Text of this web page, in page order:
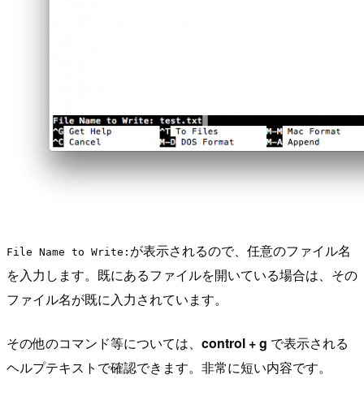
File Name to Write: が表示されるので、任意のファイル名
を入力します。既にあるファイルを開いている場合は、その
ファイル名が既に入力されています。
その他のコマンド等については、 control + g で表示される
ヘルプテキストで確認できます。非常に短い内容です。